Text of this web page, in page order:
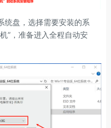
盘，选择需要安装的系
”，准备进入全程自动安